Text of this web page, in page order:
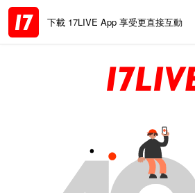
下載 17LIVE App 享受更直接互動